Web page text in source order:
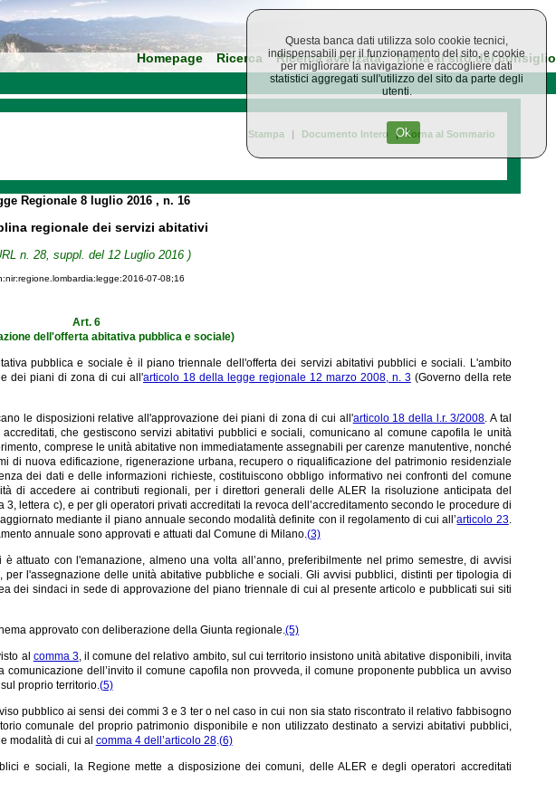
Homepage Ricerca Ricerca avanzata Torna al sito del consiglio
Stampa | Documento Intero | Torna al Sommario
Regionale8 luglio 2016, n. 16
regionale dei servizi abitativi
n. 28, suppl. del 12 Luglio 2016 )
07-08;16
Art. 6
dell'offerta abitativa pubblica e sociale)
pubblica e sociale è il piano triennale dell'offerta dei servizi abitativi pubblici e sociali. L'ambito
dei piani di zona di cui all'articolo 18 della legge regionale 12 marzo 2008, n. 3(Governo della rete
le disposizioni relative all'approvazione dei piani di zona di cui all'articolo 18 della l.r. 3/2008. A tal
che gestiscono servizi abitativi pubblici e sociali, comunicano al comune capofila le unità
comprese le unità abitative non immediatamente assegnabili per carenze manutentive, nonché
di nuova edificazione, rigenerazione urbana, recupero o riqualificazione del patrimonio residenziale
dei dati e delle informazioni richieste, costituiscono obbligo informativo nei confronti del comune
di accedere ai contributi regionali, per i direttori generali delle ALER la risoluzione anticipata del
lettera c), e per gli operatori privati accreditati la revoca dell’accreditamento secondo le procedure di
mediante il piano annuale secondo modalità definite con il regolamento di cui all’articolo 23.
annuale sono approvati e attuati dal Comune di Milano.(3)
attuato con l'emanazione, almeno una volta all’anno, preferibilmente nel primo semestre, di avvisi
l'assegnazione delle unità abitative pubbliche e sociali. Gli avvisi pubblici, distinti per tipologia di
dei sindaci in sede di approvazione del piano triennale di cui al presente articolo e pubblicati sui siti
approvato con deliberazione della Giunta regionale.(5)
al comma 3, il comune del relativo ambito, sul cui territorio insistono unità abitative disponibili, invita
dell’invito il comune capofila non provveda, il comune proponente pubblica un avviso
proprio territorio.(5)
pubblico ai sensi dei commi 3 e 3 ter o nel caso in cui non sia stato riscontrato il relativo fabbisogno
comunale del proprio patrimonio disponibile e non utilizzato destinato a servizi abitativi pubblici,
modalità di cui al comma 4 dell’articolo 28.(6)
e sociali, la Regione mette a disposizione dei comuni, delle ALER e degli operatori accreditati
Questa banca dati utilizza solo cookie tecnici,
indispensabili per il funzionamento del sito, e cookie
per migliorare la navigazione e raccogliere dati
statistici aggregati sull'utilizzo del sito da parte degli
utenti.
Ok